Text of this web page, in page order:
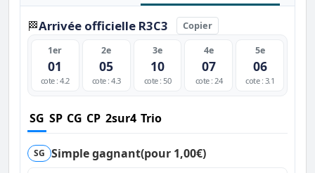
🏁Arrivée officielle R3C3 Copier
1er
01
cote : 4.2
2e
05
cote : 4.3
3e
10
cote : 50
4e
07
cote : 24
5e
06
cote : 3.1
SG SP CG CP 2sur4 Trio
SG Simple gagnant(pour 1,00€)